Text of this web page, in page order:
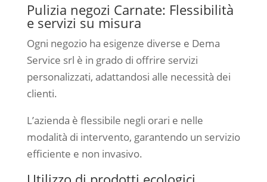
Pulizia negozi Carnate: Flessibilità
e servizi su misura
Ogni negozio ha esigenze diverse e Dema
Service srl è in grado di offrire servizi
personalizzati, adattandosi alle necessità dei
clienti.
L’azienda è flessibile negli orari e nelle
modalità di intervento, garantendo un servizio
efficiente e non invasivo.